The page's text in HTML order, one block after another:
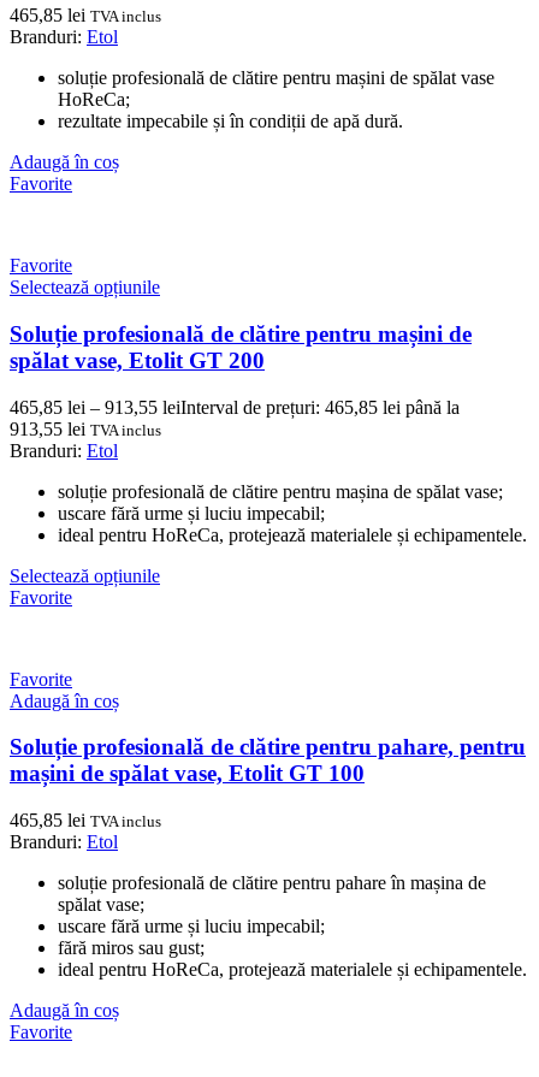
465,85 lei TVA inclus
Branduri: Etol
soluție profesională de clătire pentru mașini de spălat vase
HoReCa;
rezultate impecabile și în condiții de apă dură.
Adaugă în coș
Favorite
Favorite
Selectează opțiunile
Soluție profesională de clătire pentru mașini de
spălat vase, Etolit GT 200
465,85 lei – 913,55 leiInterval de prețuri: 465,85 lei până la
913,55 lei TVA inclus
Branduri: Etol
soluție profesională de clătire pentru mașina de spălat vase;
uscare fără urme și luciu impecabil;
ideal pentru HoReCa, protejează materialele și echipamentele.
Selectează opțiunile
Favorite
Favorite
Adaugă în coș
Soluție profesională de clătire pentru pahare, pentru
mașini de spălat vase, Etolit GT 100
465,85 lei TVA inclus
Branduri: Etol
soluție profesională de clătire pentru pahare în mașina de
spălat vase;
uscare fără urme și luciu impecabil;
fără miros sau gust;
ideal pentru HoReCa, protejează materialele și echipamentele.
Adaugă în coș
Favorite